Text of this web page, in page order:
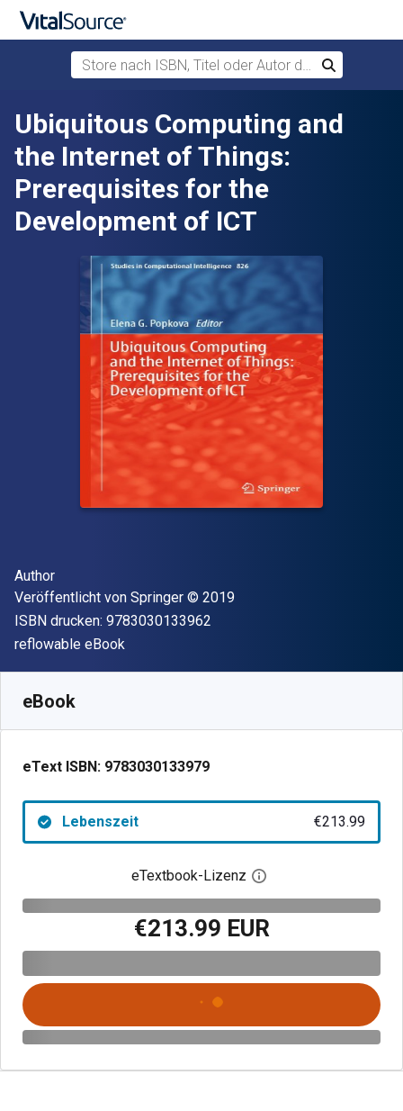
Zum Hauptinhalt springen
Store nach ISBN, Titel oder Autor durchsuchen
Suchen
Ubiquitous Computing and
the Internet of Things:
Prerequisites for the
Development of ICT
Autor(en)
Author
Verleger
Veröffentlicht von Springer Copyright
© 2019
ISBN drucken: 9783030133962
Format
reflowable eBook
eBook
eText ISBN: 9783030133979
Lebenszeit €213.99
eTextbook-Lizenz Digitalen
€213.99 EUR